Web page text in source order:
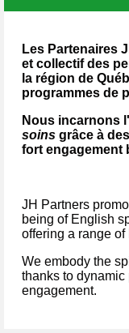
Les Partenaires
et collectif des
la région de
programmes de
Nous incarnons
soins grâce à
fort engagement
JH Partners
being of English
offering a range
We embody the
thanks to
engagement.